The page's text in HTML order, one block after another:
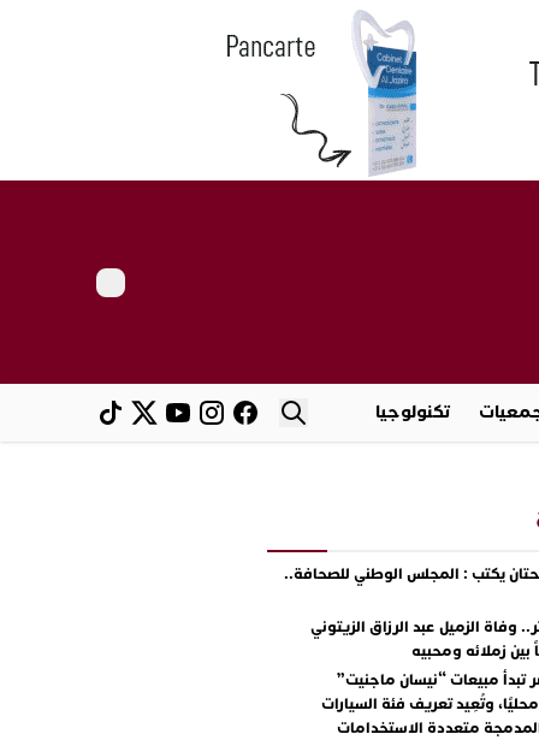
تكنولوجيا
يكتب : المجلس الوطني للصحافة..
وفاة الزميل عبد الرزاق الزيتوني
بين زملائه ومحبيه
تبدأ مبيعات “نيسان ماجنيت”
وتُعِيد تعريف فئة السيارات
متعددة الاستخدامات